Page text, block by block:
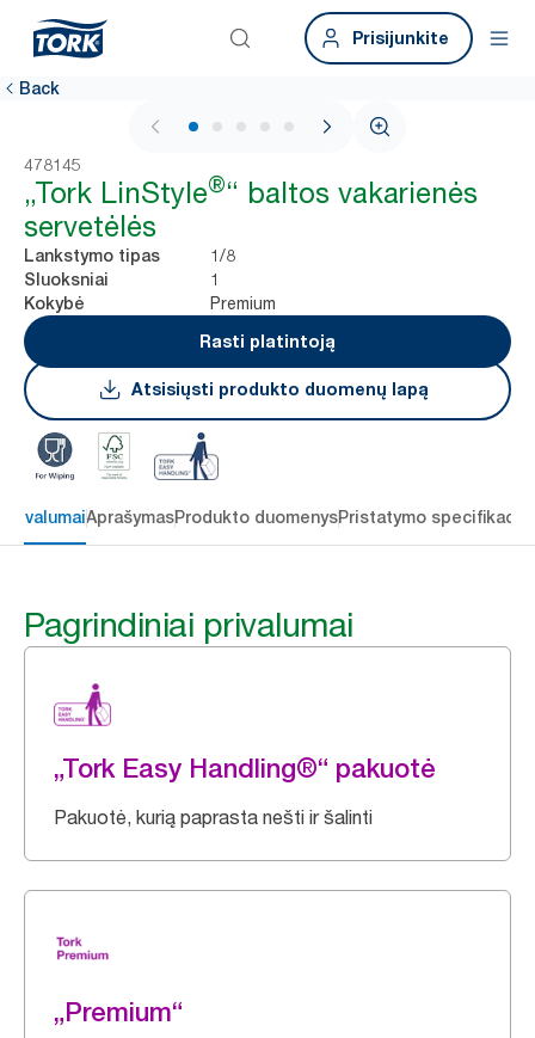
Prisijunkite
Back
1 / 5
478145
„Tork LinStyle®“ baltos vakarienės
servetėlės
Lankstymo tipas 1/8
Sluoksniai 1
Kokybė
Premium
Rasti platintoją
Atsisiųsti produkto duomenų lapą
AprašymasProdukto duomenysPristatymo
Pagrindiniai privalumai
„Tork Easy Handling®“ pakuotė
Pakuotė, kurią paprasta nešti ir šalinti
„Premium“